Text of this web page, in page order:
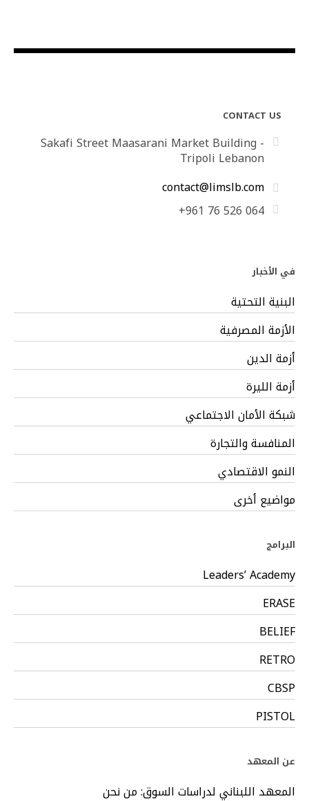
CONTACT US
Sakafi Street Maasarani Market Building -
Tripoli Lebanon
contact@limslb.com
+961 76 526 064
في الأخبار
البنية التحتية
الأزمة المصرفية
أزمة الدين
أزمة الليرة
شبكة الأمان الاجتماعي
المنافسة والتجارة
النمو الاقتصادي
مواضيع أخرى
البرامج
Leaders’ Academy
ERASE
BELIEF
RETRO
CBSP
PISTOL
عن المعهد
المعهد اللبناني لدراسات السوق: من نحن